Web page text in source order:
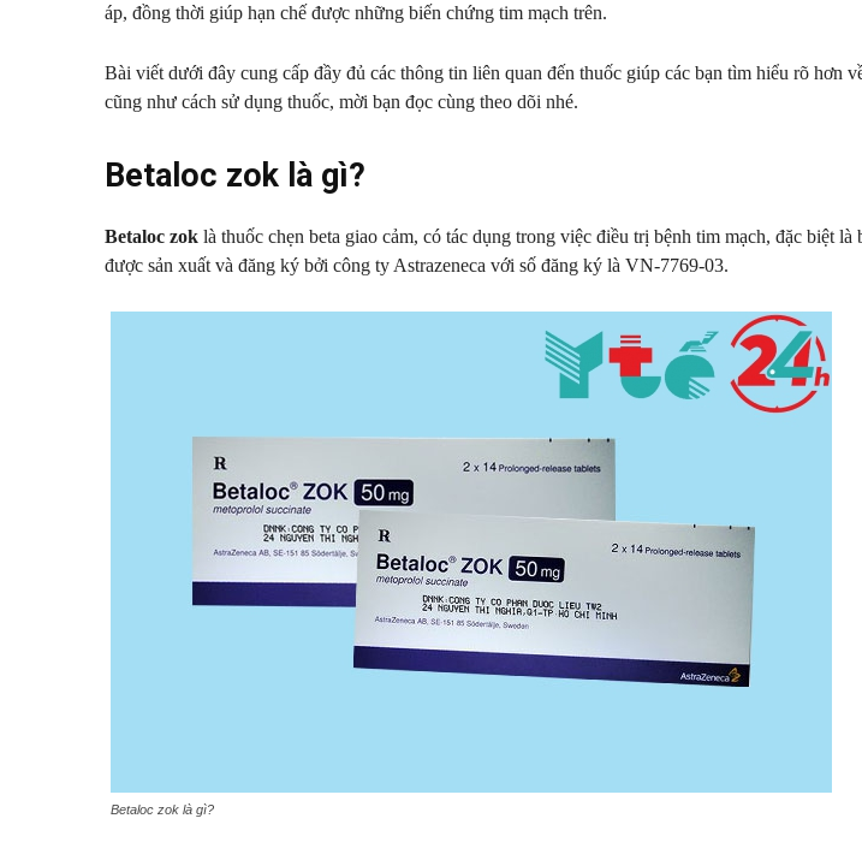
áp, đồng thời giúp hạn chế được những biến chứng tim mạch trên.
Bài viết dưới đây cung cấp đầy đủ các thông tin liên quan đến thuốc giúp các bạn tìm hiểu rõ hơn
cũng như cách sử dụng thuốc, mời bạn đọc cùng theo dõi nhé.
Betaloc zok là gì?
Betaloc zok là thuốc chẹn beta giao cảm, có tác dụng trong việc điều trị bệnh tim mạch, đặc biệt là
được sản xuất và đăng ký bởi công ty Astrazeneca với số đăng ký là VN-7769-03.
Betaloc zok là gì?